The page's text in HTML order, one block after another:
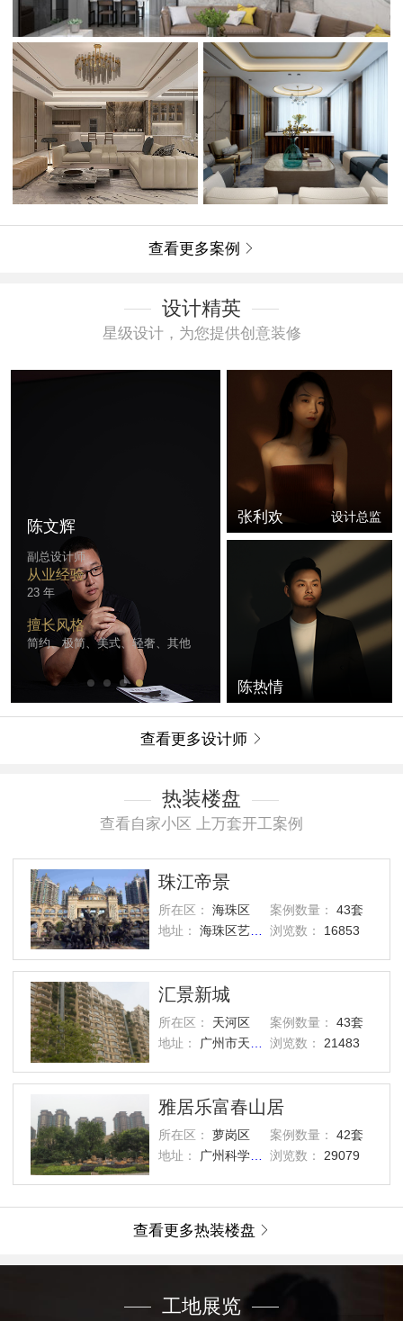
查看更多案例 
设计精英
星级设计，为您提供创意装修
陈文辉
副总设计师
从业经验
23 年
擅长风格
简约、极简、美式、轻奢、其他
张利欢 设计总监
陈热情
查看更多设计师 
热装楼盘
查看自家小区 上万套开工案例
珠江帝景
所在区： 海珠区 案例数量：
43套
地址：
海珠区艺洲路灏景街1号 浏览数： 16853
汇景新城
所在区： 天河区 案例数量：
43套
地址：
广州市天河区汇景路五山街 浏览数： 21483
雅居乐富春山居
所在区： 萝岗区 案例数量：
42套
地址：
广州科学城西区 浏览数： 29079
查看更多热装楼盘 
工地展览